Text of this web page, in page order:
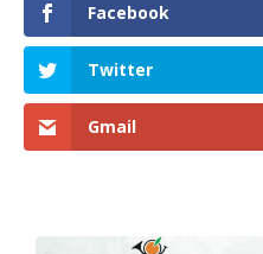
Facebook
Twitter
Gmail